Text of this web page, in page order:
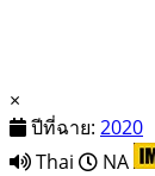
×
ปีที่ฉาย: 2020
Thai
NA